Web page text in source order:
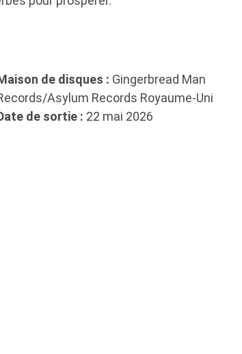
de disques : Gingerbread Man
Asylum Records Royaume-Uni
de sortie : 22 mai 2026